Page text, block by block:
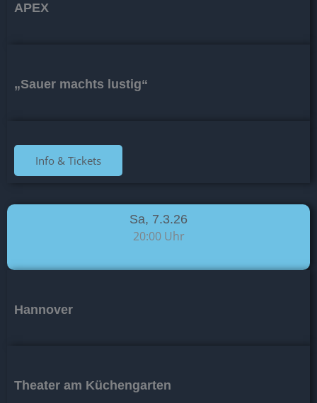
APEX
„Sauer machts lustig“
Info & Tickets
Sa, 7.3.26
20:00 Uhr
Hannover
Theater am Küchengarten